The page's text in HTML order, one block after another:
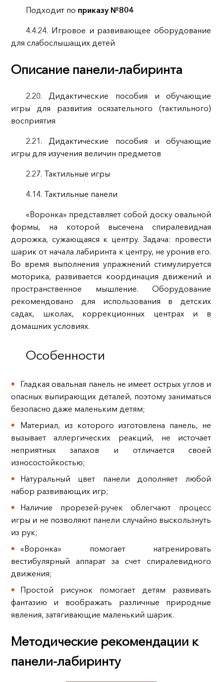
Подходит по приказу №804
4.4.24. Игровое и развивающее оборудование
для слабослышащих детей
Описание панели-лабиринта
2.20. Дидактические пособия и обучающие
игры для развития осязательного (тактильного)
восприятия
2.21. Дидактические пособия и обучающие
игры для изучения величин предметов
2.27. Тактильные игры
4.14. Тактильные панели
«Воронка» представляет собой доску овальной
формы, на которой высечена спиралевидная
дорожка, сужающаяся к центру. Задача: провести
шарик от начала лабиринта к центру, не уронив его.
Во время выполнения упражнений стимулируется
моторика, развивается координация движений и
пространственное мышление. Оборудование
рекомендовано для использования в детских
садах, школах, коррекционных центрах и в
домашних условиях.
Особенности
Гладкая овальная панель не имеет острых углов и
опасных выпирающих деталей, поэтому заниматься
безопасно даже маленьким детям;
Материал, из которого изготовлена панель, не
вызывает аллергических реакций, не источает
неприятных запахов и отличается своей
износостойкостью;
Натуральный цвет панели дополняет любой
набор развивающих игр;
Наличие прорезей-ручек облегчают процесс
игры и не позволяют панели случайно выскользнуть
из рук;
«Воронка» помогает натренировать
вестибулярный аппарат за счет спиралевидного
движения;
Простой рисунок помогает детям развивать
фантазию и воображать различные природные
явления, затягивающие маленький шарик.
Методические рекомендации к
панели-лабиринту